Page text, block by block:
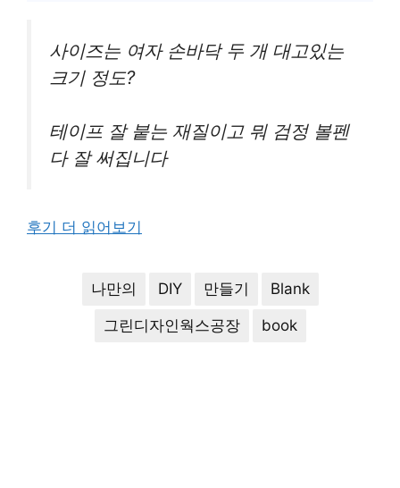
사이즈는 여자 손바닥 두 개 대고있는
크기 정도?
테이프 잘 붙는 재질이고 뭐 검정 볼펜
다 잘 써집니다
후기 더 읽어보기
나만의 DIY 만들기 Blank
그린디자인웍스공장 book